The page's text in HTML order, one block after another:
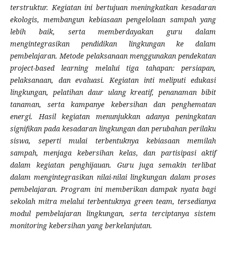
terstruktur. Kegiatan ini bertujuan meningkatkan kesadaran
ekologis, membangun kebiasaan pengelolaan sampah yang
lebih baik, serta memberdayakan guru dalam
mengintegrasikan pendidikan lingkungan ke dalam
pembelajaran. Metode pelaksanaan menggunakan pendekatan
project-based learning melalui tiga tahapan: persiapan,
pelaksanaan, dan evaluasi. Kegiatan inti meliputi edukasi
lingkungan, pelatihan daur ulang kreatif, penanaman bibit
tanaman, serta kampanye kebersihan dan penghematan
energi. Hasil kegiatan menunjukkan adanya peningkatan
signifikan pada kesadaran lingkungan dan perubahan perilaku
siswa, seperti mulai terbentuknya kebiasaan memilah
sampah, menjaga kebersihan kelas, dan partisipasi aktif
dalam kegiatan penghijauan. Guru juga semakin terlibat
dalam mengintegrasikan nilai-nilai lingkungan dalam proses
pembelajaran. Program ini memberikan dampak nyata bagi
sekolah mitra melalui terbentuknya green team, tersedianya
modul pembelajaran lingkungan, serta terciptanya sistem
monitoring kebersihan yang berkelanjutan.